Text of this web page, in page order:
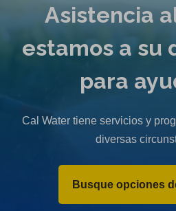
Asistencia
estamos a su
para
Cal Water tiene servicios y
diversas
Busque opciones